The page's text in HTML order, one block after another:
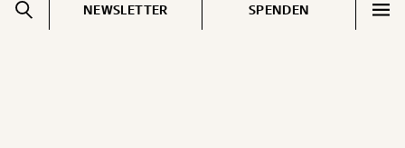
NEWSLETTER SPENDEN